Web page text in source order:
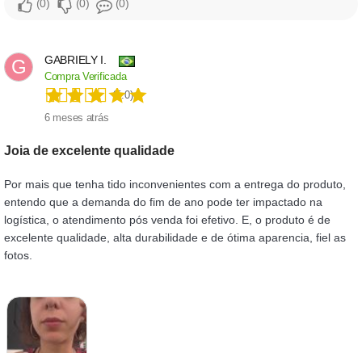
0 0 0
G GABRIELY I.
Compra Verificada
(5.0)
6 meses atrás
Joia de excelente qualidade
Por mais que tenha tido inconvenientes com a entrega do produto,
entendo que a demanda do fim de ano pode ter impactado na
logística, o atendimento pós venda foi efetivo. E, o produto é de
excelente qualidade, alta durabilidade e de ótima aparencia, fiel as
fotos.